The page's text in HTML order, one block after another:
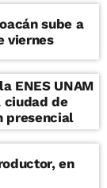
sube a
viernes
ENES UNAM
ciudad de
presencial
en